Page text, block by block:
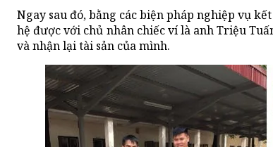
Ngay sau đó, bằng các biện pháp nghiệp vụ
hệ được với chủ nhân chiếc ví là anh Triệu
và nhận lại tài sản của mình.